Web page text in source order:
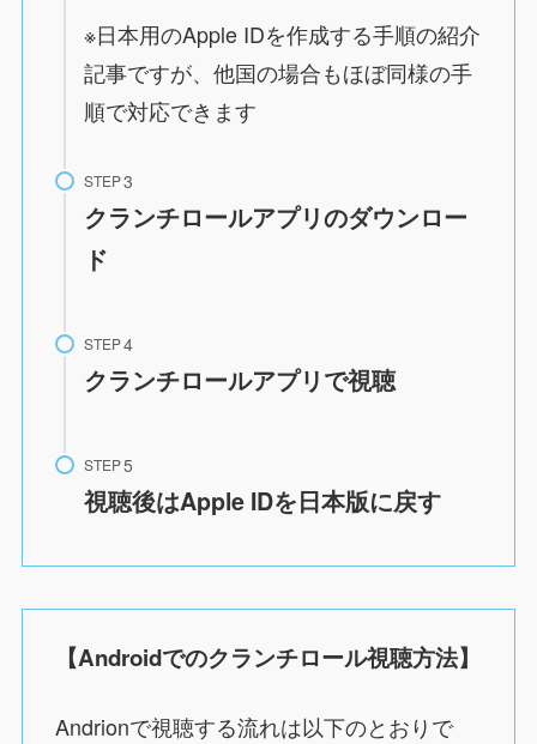
※日本用のApple IDを作成する手順の紹介
記事ですが、他国の場合もほぼ同様の手
順で対応できます
STEP
クランチロールアプリのダウンロー
ド
STEP
クランチロールアプリで視聴
STEP
視聴後はApple IDを日本版に戻す
【Androidでのクランチロール視聴方法】
Andrionで視聴する流れは以下のとおりで